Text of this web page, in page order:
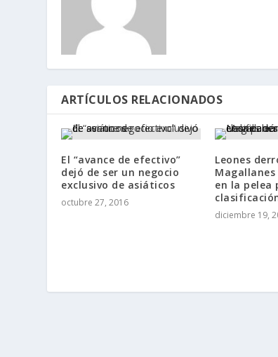
ARTÍCULOS RELACIONADOS
El “avance de efectivo”
dejó de ser un negocio
exclusivo de asiáticos
octubre 27, 2016
Leones
en la pelea
diciembre 19,